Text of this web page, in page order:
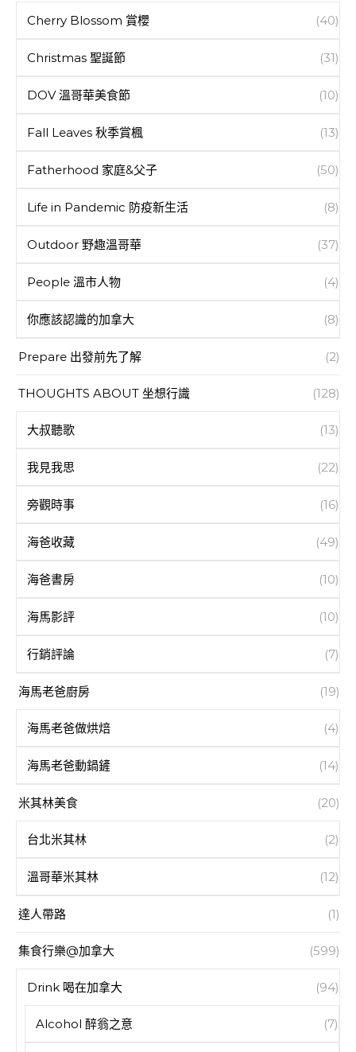
Cherry Blossom 賞櫻 (40)
Christmas 聖誕節 (31)
DOV 溫哥華美食節 (10)
Fall Leaves 秋季賞楓 (13)
Fatherhood 家庭&父子 (50)
Life in Pandemic 防疫新生活 (8)
Outdoor 野趣溫哥華 (37)
People 溫市人物 (4)
你應該認識的加拿大 (8)
Prepare 出發前先了解 (2)
THOUGHTS ABOUT 坐想行識 (128)
大叔聽歌 (13)
我見我思 (22)
旁觀時事 (16)
海爸收藏 (49)
海爸書房 (10)
海馬影評 (10)
行銷評論 (7)
海馬老爸廚房 (19)
海馬老爸做烘焙 (4)
海馬老爸動鍋鏟 (14)
米其林美食 (20)
台北米其林 (2)
溫哥華米其林 (12)
達人帶路 (1)
集食行樂@加拿大 (599)
Drink 喝在加拿大 (94)
Alcohol 醉翁之意 (7)